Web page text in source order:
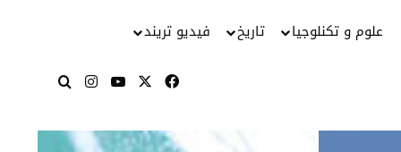
علوم و تكنلوجيا تاريخ فيديو تريند
فيسبوك
‫X
‫YouTube
انستقرامبحث عن